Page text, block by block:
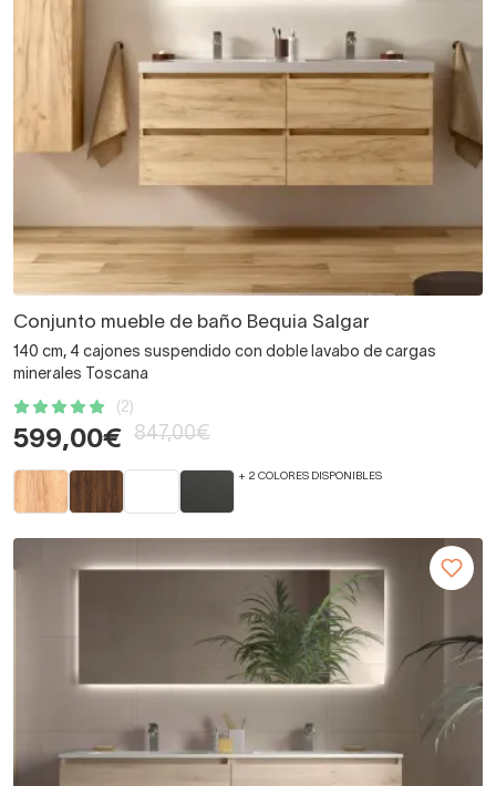
Conjunto mueble de baño Bequia Salgar
140 cm, 4 cajones suspendido con doble lavabo de cargas
minerales Toscana
(2)
599,00€ 847,00€
+ 2 COLORES DISPONIBLES